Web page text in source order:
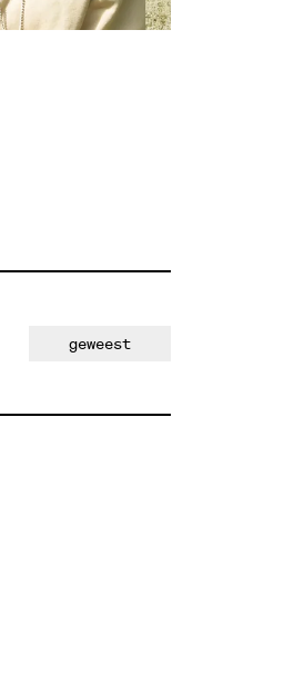
geweest